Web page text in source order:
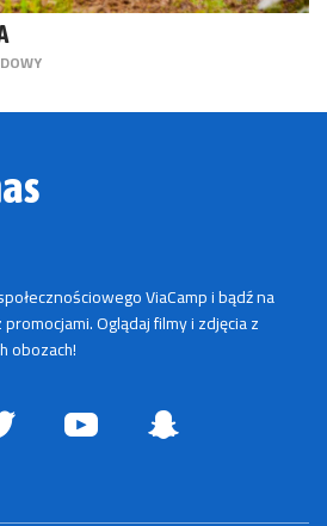
ViaCamp i bądź na
Oglądaj filmy i zdjęcia z
obozach!